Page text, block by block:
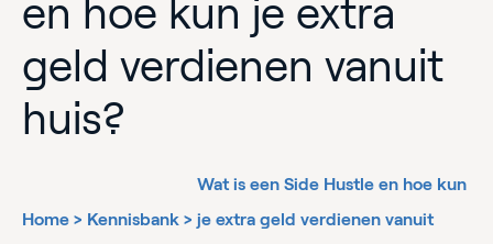
en hoe kun je extra
geld verdienen vanuit
huis?
Home > Kennisbank >
Wat is een Side Hustle en hoe kun
je extra geld verdienen vanuit